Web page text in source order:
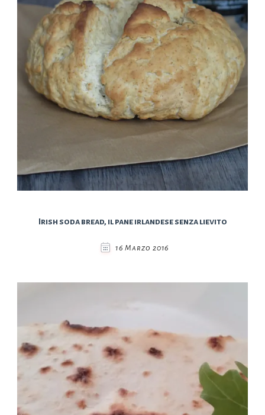
Irish soda bread, il pane irlandese senza lievito
16 Marzo 2016